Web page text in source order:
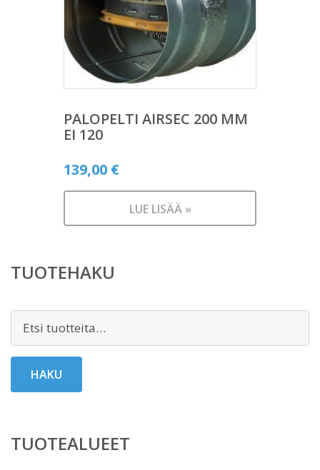
PALOPELTI AIRSEC 200 MM
EI 120
139,00 €
LUE LISÄÄ »
TUOTEHAKU
Etsi:
HAKU
TUOTEALUEET